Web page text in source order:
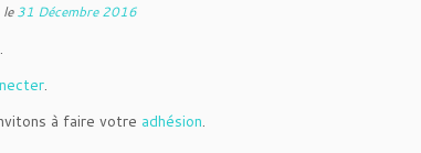
le31 Décembre 2016
.
à faire votre adhésion.